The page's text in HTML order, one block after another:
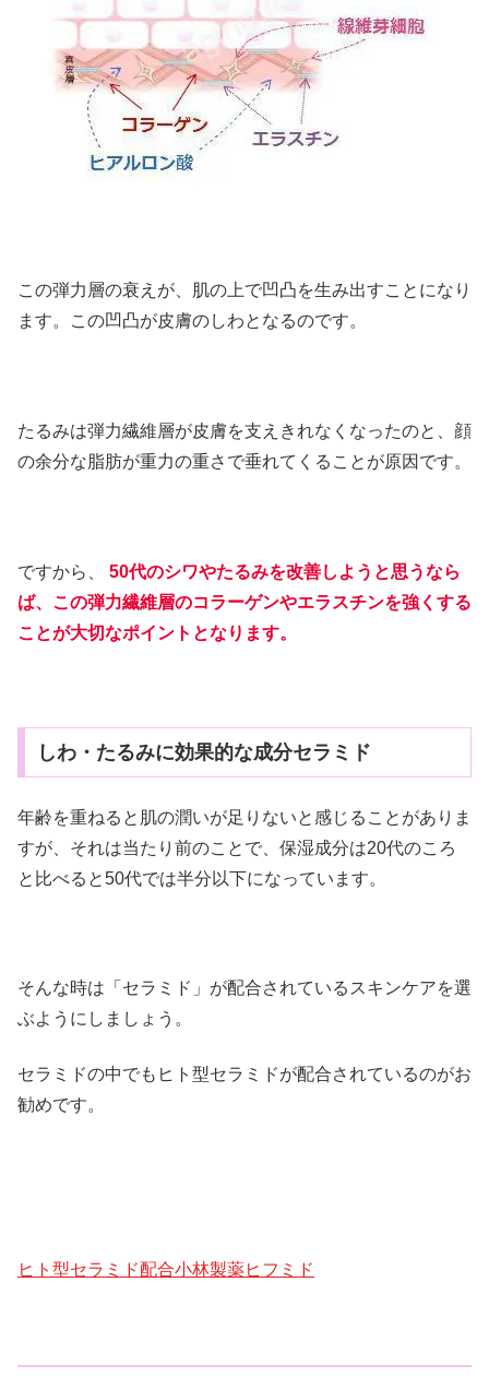
この弾力層の衰えが、肌の上で凹凸を生み出すことになり
ます。この凹凸が皮膚のしわとなるのです。
たるみは弾力繊維層が皮膚を支えきれなくなったのと、顔
の余分な脂肪が重力の重さで垂れてくることが原因です。
ですから、
50代のシワやたるみを改善しようと思うなら
ば、この弾力繊維層のコラーゲンやエラスチンを強くする
ことが大切なポイントとなります。
しわ・たるみに効果的な成分セラミド
年齢を重ねると肌の潤いが足りないと感じることがありま
すが、それは当たり前のことで、保湿成分は20代のころ
と比べると50代では半分以下になっています。
そんな時は「セラミド」が配合されているスキンケアを選
ぶようにしましょう。
セラミドの中でもヒト型セラミドが配合されているのがお
勧めです。
ヒト型セラミド配合小林製薬ヒフミド